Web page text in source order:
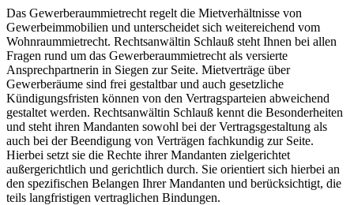
Das Gewerberaummietrecht regelt die Mietverhältnisse von
Gewerbeimmobilien und unterscheidet sich weitereichend vom
Wohnraummietrecht. Rechtsanwältin Schlauß steht Ihnen bei allen
Fragen rund um das Gewerberaummietrecht als versierte
Ansprechpartnerin in Siegen zur Seite. Mietverträge über
Gewerberäume sind frei gestaltbar und auch gesetzliche
Kündigungsfristen können von den Vertragsparteien abweichend
gestaltet werden. Rechtsanwältin Schlauß kennt die Besonderheiten
und steht ihren Mandanten sowohl bei der Vertragsgestaltung als
auch bei der Beendigung von Verträgen fachkundig zur Seite.
Hierbei setzt sie die Rechte ihrer Mandanten zielgerichtet
außergerichtlich und gerichtlich durch. Sie orientiert sich hierbei an
den spezifischen Belangen Ihrer Mandanten und berücksichtigt, die
teils langfristigen vertraglichen Bindungen.